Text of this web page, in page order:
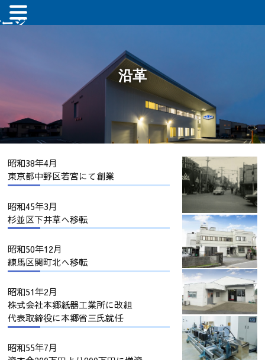
沿革
昭和38年4月
東京都中野区若宮にて創業
昭和45年3月
杉並区下井草へ移転
昭和50年12月
練馬区関町北へ移転
昭和51年2月
株式会社本郷紙器工業所に改組
代表取締役に本郷省三氏就任
昭和55年7月